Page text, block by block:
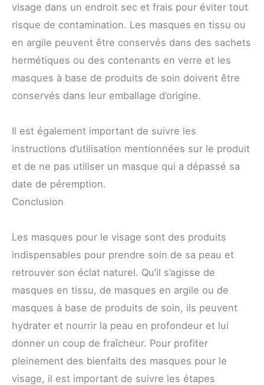
visage dans un endroit sec et frais pour éviter tout
risque de contamination. Les masques en tissu ou
en argile peuvent être conservés dans des sachets
hermétiques ou des contenants en verre et les
masques à base de produits de soin doivent être
conservés dans leur emballage d’origine.
Il est également important de suivre les
instructions d’utilisation mentionnées sur le produit
et de ne pas utiliser un masque qui a dépassé sa
date de péremption.
Conclusion
Les masques pour le visage sont des produits
indispensables pour prendre soin de sa peau et
retrouver son éclat naturel. Qu’il s’agisse de
masques en tissu, de masques en argile ou de
masques à base de produits de soin, ils peuvent
hydrater et nourrir la peau en profondeur et lui
donner un coup de fraîcheur. Pour profiter
pleinement des bienfaits des masques pour le
visage, il est important de suivre les étapes